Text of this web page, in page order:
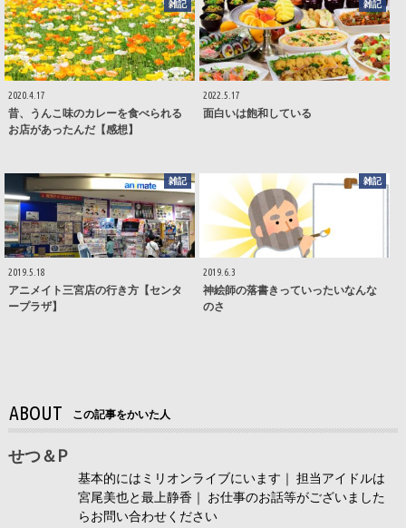
雑記
2020.4.17
昔、うんこ味のカレーを食べられる
お店があったんだ【感想】
雑記
2022.5.17
面白いは飽和している
雑記
2019.5.18
アニメイト三宮店の行き方【センタ
ープラザ】
雑記
2019.6.3
神絵師の落書きっていったいなんな
のさ
ABOUT この記事をかいた人
せつ＆P
基本的にはミリオンライブにいます｜ 担当アイドルは
宮尾美也と最上静香｜ お仕事のお話等がございました
らお問い合わせください